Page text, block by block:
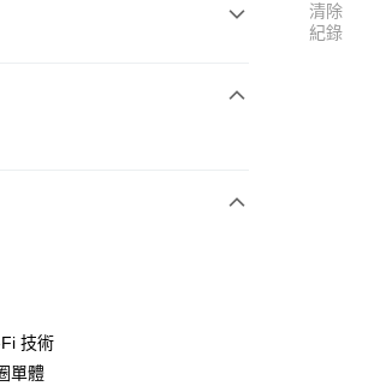
技術
單體
清除
紀錄